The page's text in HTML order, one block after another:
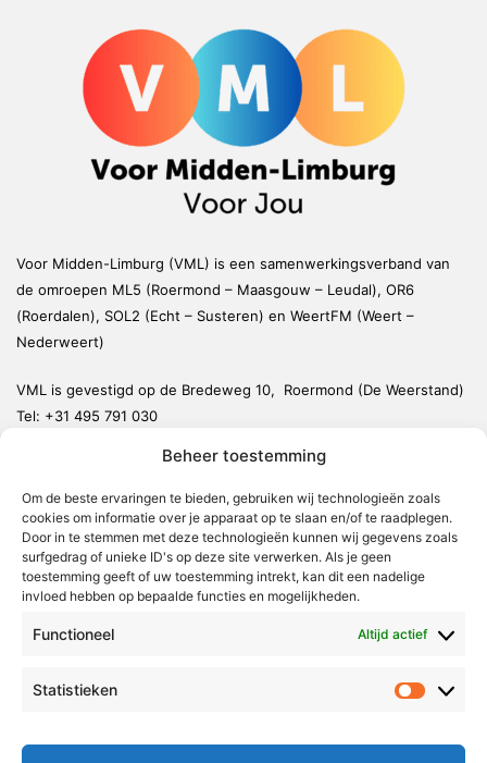
Beheer toestemming
Om de beste ervaringen te bieden, gebruiken wij technologieën zoals
cookies om informatie over je apparaat op te slaan en/of te raadplegen.
Door in te stemmen met deze technologieën kunnen wij gegevens zoals
surfgedrag of unieke ID's op deze site verwerken. Als je geen
toestemming geeft of uw toestemming intrekt, kan dit een nadelige
invloed hebben op bepaalde functies en mogelijkheden.
Functioneel Altijd actief
Statistieken
Voor Midden-Limburg (VML) is een samenwerkingsverband van
de omroepen ML5 (Roermond – Maasgouw – Leudal), OR6
(Roerdalen), SOL2 (Echt – Susteren) en WeertFM (Weert –
Nederweert)
VML is gevestigd op de Bredeweg 10, Roermond (De Weerstand)
Tel: +31 495 791 030
Weert
Nederweert
Leudal
Maasgouw
Echt-Susteren
Roermond